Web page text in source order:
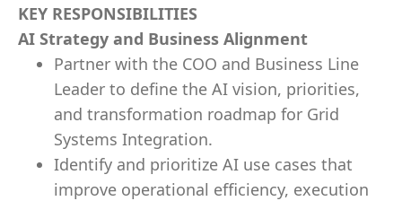
KEY RESPONSIBILITIES
AI Strategy and Business Alignment
Partner with the COO and Business Line
Leader to define the AI vision, priorities,
and transformation roadmap for Grid
Systems Integration.
Identify and prioritize AI use cases that
improve operational efficiency, execution